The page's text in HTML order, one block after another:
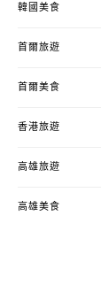
韓國美食
首爾旅遊
首爾美食
香港旅遊
高雄旅遊
高雄美食